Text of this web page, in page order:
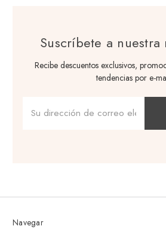
Suscríbete a nuestra
Recibe descuentos exclusivos,
tendencias por e-
de
correo
Navegar